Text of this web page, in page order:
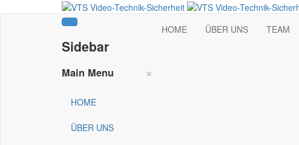
Sidebar
×
Main Menu
HOME
ÜBER UNS
HOME ÜBER UNS TEAM